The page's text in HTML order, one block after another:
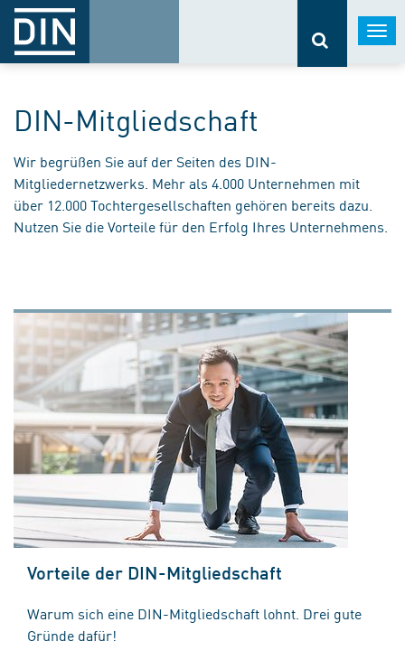
DIN-Mitgliedschaft
Wir begrüßen Sie auf der Seiten des DIN-
Mitgliedernetzwerks. Mehr als 4.000 Unternehmen mit
über 12.000 Tochtergesellschaften gehören bereits dazu.
Nutzen Sie die Vorteile für den Erfolg Ihres Unternehmens.
Vorteile der DIN-Mitgliedschaft
Warum sich eine DIN-Mitgliedschaft lohnt. Drei gute
Gründe dafür!